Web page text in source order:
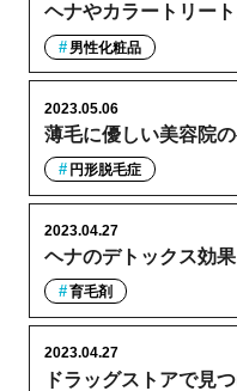
ヘナやカラートリー
男性化粧品
薄毛に優しい美容院
2023.05.06
円形脱毛症
ヘナのデトックス効
2023.04.27
育毛剤
ドラッグストアで見
2023.04.27